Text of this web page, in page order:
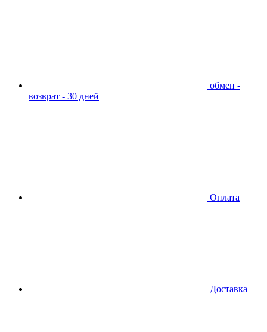
обмен -
возврат - 30 дней
Оплата
Доставка